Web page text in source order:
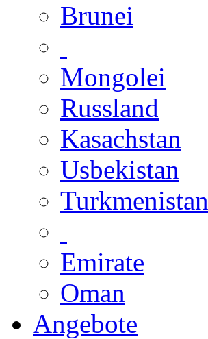
Brunei
Mongolei
Russland
Kasachstan
Usbekistan
Turkmenistan
Emirate
Oman
Angebote